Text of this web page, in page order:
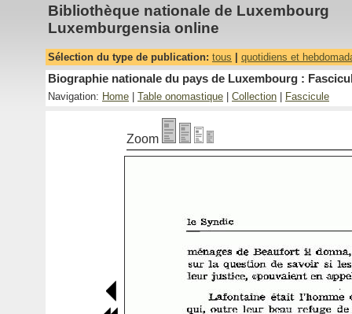
Bibliothèque nationale de Luxembourg
Luxemburgensia online
Sélection du type de publication: tous quotidiens et
Biographie nationale du pays de Luxembourg :
Navigation: Home Table onomastique Collection Fascicule
Zoom